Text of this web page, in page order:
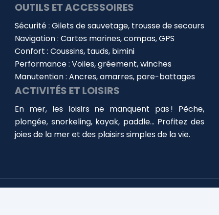
OUTILS ET ACCESSOIRES
Sécurité : Gilets de sauvetage, trousse de secours
Navigation : Cartes marines, compas, GPS
Confort : Coussins, tauds, bimini
Performance : Voiles, gréement, winches
Manutention : Ancres, amarres, pare-battages
ACTIVITÉS ET LOISIRS
En mer, les loisirs ne manquent pas ! Pêche,
plongée, snorkeling, kayak, paddle… Profitez des
joies de la mer et des plaisirs simples de la vie.